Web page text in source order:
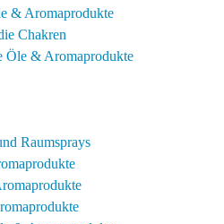
& Aromaprodukte
Chakren
Öle & Aromaprodukte
Raumsprays